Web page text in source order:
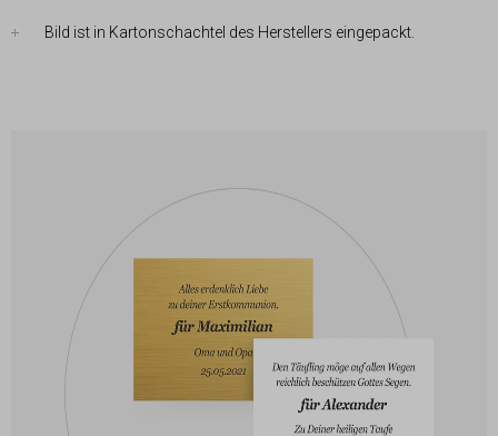
Bild ist in Kartonschachtel des Herstellers eingepackt.